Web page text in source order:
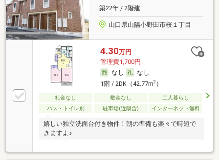
築22年 / 2階建
山口県山陽小野田市桜１丁目
4.30万円
管理費1,700円
なし
なし
1階 / 2DK（42.77m2）
礼金なし 敷金なし
二人暮らし
バス・トイレ別
駐車場(近隣含) インターネット無料
嬉しい独立洗面台付き物件！朝の準備も楽々で時短で
きますよ♪